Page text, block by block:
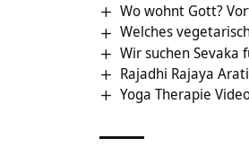
Wo wohnt Gott?
Welches
Wir suchen Sevaka
Rajadhi Rajaya
Yoga Therapie